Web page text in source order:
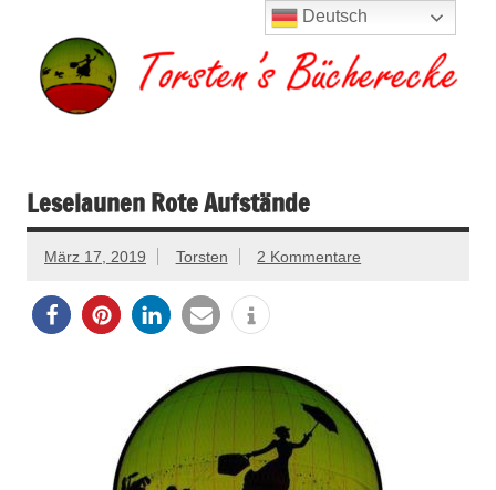
springen
Leselaunen Rote Aufstände
März 17, 2019 Torsten 2 Kommentare
Deutsch